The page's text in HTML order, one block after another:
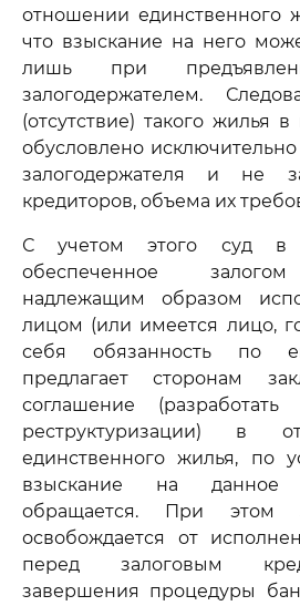
отношении единственного
что взыскание на него
лишь при
залогодержателем.
(отсутствие) такого жилья
обусловлено
залогодержателя и не
кредиторов, объема их
С учетом этого суд в
обеспеченное залогом
надлежащим образом
лицом (или имеется лицо,
себя обязанность по
предлагает сторонам
соглашение
реструктуризации) в
единственного жилья, по
взыскание на
обращается. При этом
освобождается от
перед залоговым
завершения процедуры